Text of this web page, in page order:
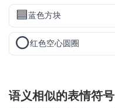
🟦蓝色方块
⭕红色空心圆圈
语义相似的表情符号